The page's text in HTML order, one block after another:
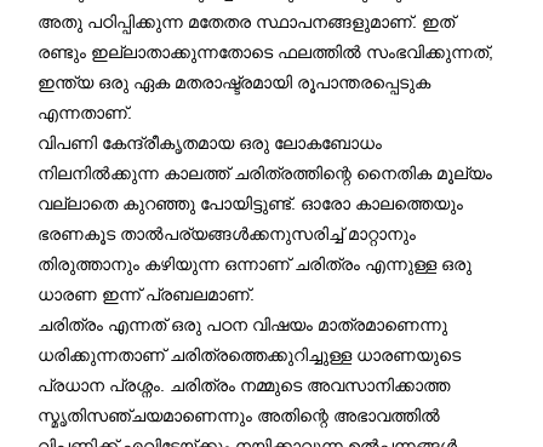
അതു പഠിപ്പിക്കുന്ന മതേതര സ്ഥാപനങ്ങളുമാണ്. ഇത്
രണ്ടും ഇല്ലാതാക്കുന്നതോടെ ഫലത്തിൽ സംഭവിക്കുന്നത്,
ഇന്ത്യ ഒരു ഏക മതരാഷ്ട്രമായി രൂപാന്തരപ്പെടുക
എന്നതാണ്.
വിപണി കേന്ദ്രീകൃതമായ ഒരു ലോകബോധം
നിലനിൽക്കുന്ന കാലത്ത് ചരിത്രത്തിന്റെ നൈതിക മൂല്യം
വല്ലാതെ കുറഞ്ഞു പോയിട്ടുണ്ട്. ഓരോ കാലത്തെയും
ഭരണകൂട താൽപര്യങ്ങൾക്കനുസരിച്ച് മാറ്റാനും
തിരുത്താനും കഴിയുന്ന ഒന്നാണ് ചരിത്രം എന്നുള്ള ഒരു
ധാരണ ഇന്ന് പ്രബലമാണ്.
ചരിത്രം എന്നത് ഒരു പഠന വിഷയം മാത്രമാണെന്നു
ധരിക്കുന്നതാണ് ചരിത്രത്തെക്കുറിച്ചുള്ള ധാരണയുടെ
പ്രധാന പ്രശ്നം. ചരിത്രം നമ്മുടെ അവസാനിക്കാത്ത
സ്മൃതിസഞ്ചയമാണെന്നും അതിന്റെ അഭാവത്തിൽ